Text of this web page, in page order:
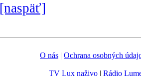
[naspäť]
O nás | Ochrana osobných
TV Lux naživo| Rádio